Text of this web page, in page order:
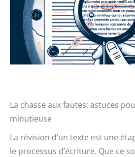
La chasse aux fautes: astuces
minutieuse
La révision d’un texte est une
le processus d’écriture. Que ce